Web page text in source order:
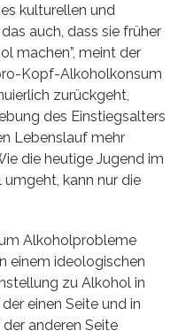
kulturellen und
auch, dass sie früher
machen”, meint der
Kopf-Alkoholkonsum
zurückgeht,
des Einstiegsalters
Lebenslauf mehr
die heutige Jugend im
kann nur die
Alkoholprobleme
einem ideologischen
zu Alkohol in
einen Seite und in
anderen Seite